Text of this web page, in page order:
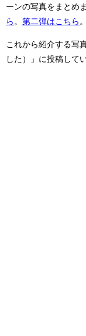
ーンの写真をまとめ
ら 。 第二弾はこちら 。
これから紹介する写
した）」に投稿して